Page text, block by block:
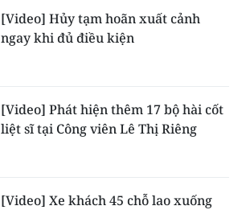
[Video] Hủy tạm hoãn xuất cảnh
ngay khi đủ điều kiện
[Video] Phát hiện thêm 17 bộ hài cốt
liệt sĩ tại Công viên Lê Thị Riêng
[Video] Xe khách 45 chỗ lao xuống